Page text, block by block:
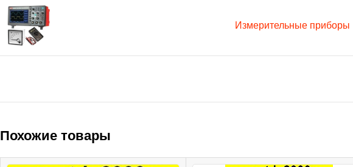
Измерительные приборы
Похожие товары